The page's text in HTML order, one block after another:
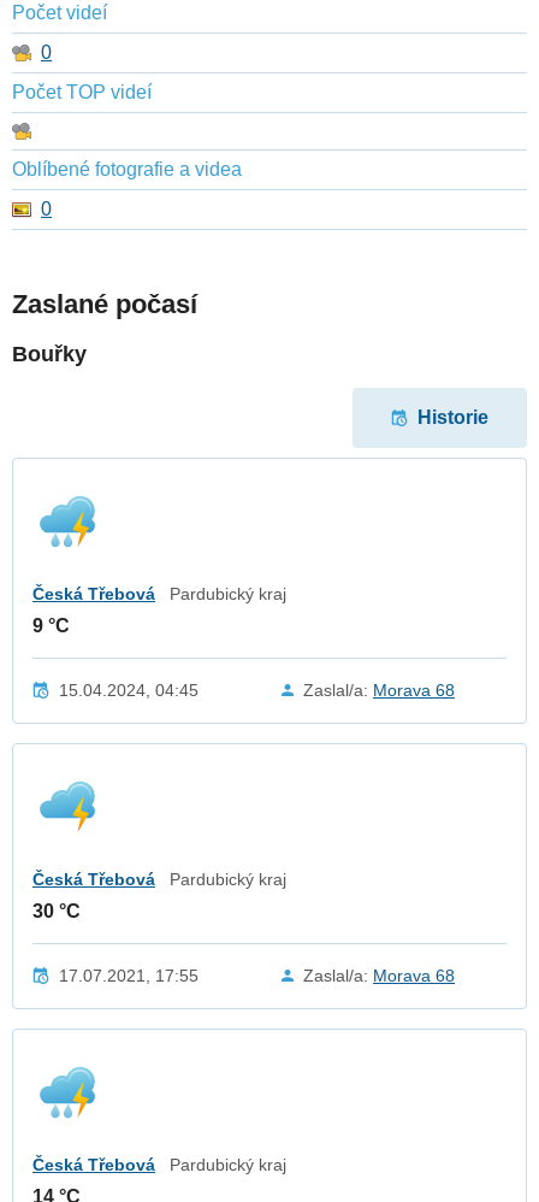
Počet videí
0
Počet TOP videí
Oblíbené fotografie a videa
0
Zaslané počasí
Bouřky
Historie
Česká Třebová Pardubický kraj
9 °C
15.04.2024, 04:45 Zaslal/a: Morava 68
Česká Třebová Pardubický kraj
30 °C
17.07.2021, 17:55 Zaslal/a: Morava 68
Česká Třebová Pardubický kraj
14 °C